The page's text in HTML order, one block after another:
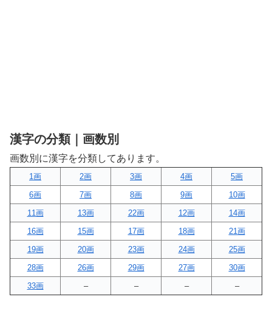
漢字の分類｜画数別
画数別に漢字を分類してあります。
1画 2画 3画 4画
5画
6画
7画 8画 9画
10画
11画
13画 22画 12画
14画
16画
15画 17画 18画
21画
19画
20画 23画 24画
25画
28画
26画 29画 27画
30画
33画
– – – –